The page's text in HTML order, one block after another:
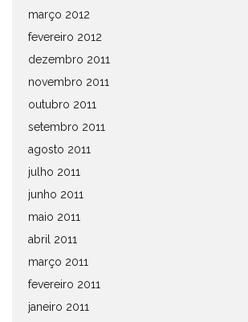
março 2012
fevereiro 2012
dezembro 2011
novembro 2011
outubro 2011
setembro 2011
agosto 2011
julho 2011
junho 2011
maio 2011
abril 2011
março 2011
fevereiro 2011
janeiro 2011